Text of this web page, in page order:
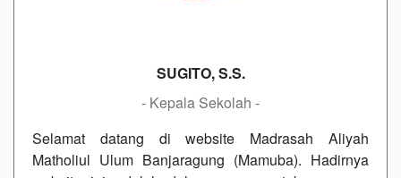
SUGITO, S.S.
- Kepala Sekolah -
Selamat datang di website Madrasah Aliyah
Matholiul Ulum Banjaragung (Mamuba). Hadirnya